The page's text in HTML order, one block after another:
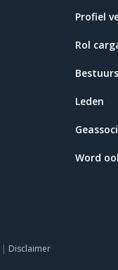
Profiel
Rol
Leden
Word
| Disclaimer